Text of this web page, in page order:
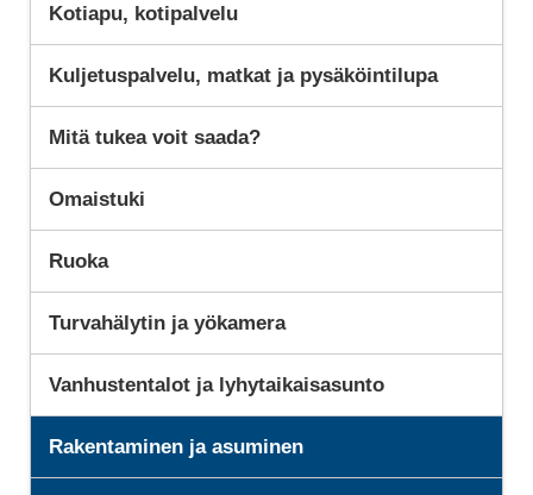
Kotiapu, kotipalvelu
Kuljetuspalvelu, matkat ja pysäköintilupa
Mitä tukea voit saada?
Omaistuki
Ruoka
Turvahälytin ja yökamera
Vanhustentalot ja lyhytaikaisasunto
Rakentaminen ja asuminen